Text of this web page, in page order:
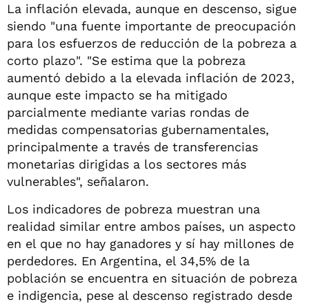
La inflación elevada, aunque en descenso, sigue
siendo "una fuente importante de preocupación
para los esfuerzos de reducción de la pobreza a
corto plazo". "Se estima que la pobreza
aumentó debido a la elevada inflación de 2023,
aunque este impacto se ha mitigado
parcialmente mediante varias rondas de
medidas compensatorias gubernamentales,
principalmente a través de transferencias
monetarias dirigidas a los sectores más
vulnerables", señalaron.
Los indicadores de pobreza muestran una
realidad similar entre ambos países, un aspecto
en el que no hay ganadores y sí hay millones de
perdedores. En Argentina, el 34,5% de la
población se encuentra en situación de pobreza
e indigencia, pese al descenso registrado desde